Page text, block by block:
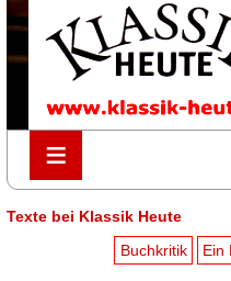
≡
≡
Texte bei Klassik Heute
Buchkritik
Ein